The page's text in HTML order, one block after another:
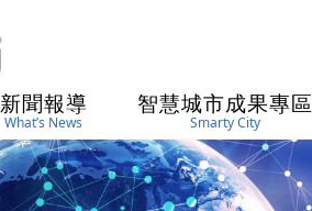
新聞報導
What’s News
智慧城市成果專區
Smarty City